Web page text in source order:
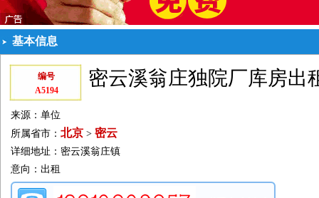
基本信息
编号
A5194
密云溪翁庄独院厂库房出
来源：单位
所属省市： 北京 > 密云
详细地址：密云溪翁庄镇
意向：出租